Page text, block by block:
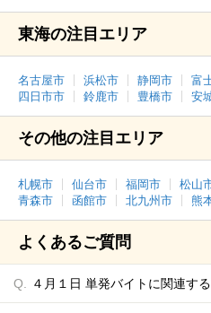
東海の注目エリア
名古屋市 浜松市 静岡市 富
四日市市
鈴鹿市 豊橋市 安
その他の注目エリア
札幌市 仙台市 福岡市 松山
青森市
函館市 北九州市 熊
よくあるご質問
４月１日 単発バイトに関連す